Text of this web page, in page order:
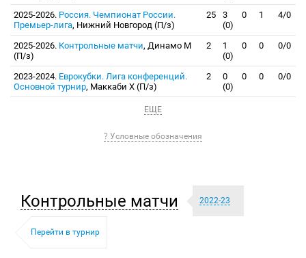
2025-2026. Россия. Чемпионат России.
Премьер-лига, Нижний Новгород (П/з)
25
3
(0)
0 1 4/0
2025-2026. Контрольные матчи, Динамо М
(П/з)
2
1
(0)
0 0 0/0
2023-2024. Еврокубки. Лига конференций.
Основной турнир, Маккаби Х (П/з)
2
0
(0)
0 0 0/0
ЕЩЕ
? Условные обозначения
Контрольные матчи 2022-23
Перейти в турнир